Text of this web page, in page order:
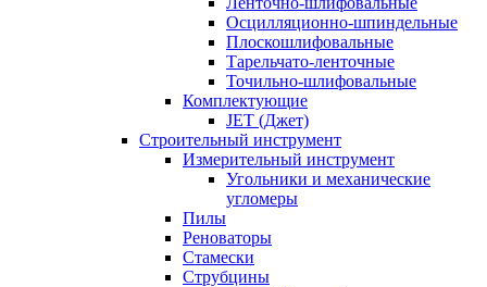
Осцилляционно-шпиндельные
Плоскошлифовальные
Тарельчато-ленточные
Точильно-шлифовальные
Комплектующие
JET (Джет)
Строительный инструмент
Измерительный инструмент
Угольники и механические
угломеры
Пилы
Реноваторы
Стамески
Струбцины